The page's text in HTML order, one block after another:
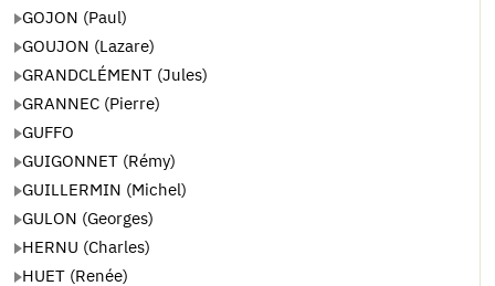
GOJON (Paul)
GOUJON (Lazare)
GRANDCLÉMENT (Jules)
GRANNEC (Pierre)
GUFFO
GUIGONNET (Rémy)
GUILLERMIN (Michel)
GULON (Georges)
HERNU (Charles)
HUET (Renée)